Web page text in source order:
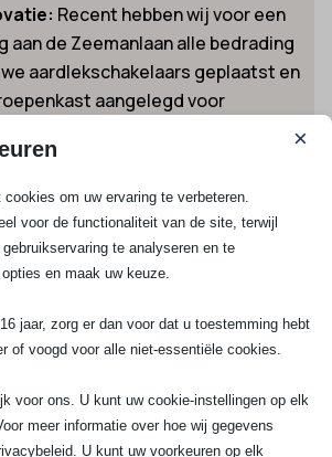
Recent hebben wij voor een
aan de Zeemanlaan alle bedrading
aardlekschakelaars geplaatst en
aangelegd voor
Lorentzplein verzorgen wij jaarlijks
volgens de NEN 3140
bedrijfscontinuïteit nooit in gevaar
in Badhoevedorp plaatsen wij
Alfen-laadpunten met volledige
aanleggen:
Steeds meer
over op elektrisch koken. Wij
×
om uw ervaring te verbeteren.
voor de functionaliteit van de site, terwijl
te analyseren en te
en maak uw keuze.
jaar, zorg er dan voor dat u toestemming hebt
of voogd voor alle niet-essentiële cookies.
voor ons. U kunt uw cookie-instellingen op elk
meer informatie over hoe wij gegevens
U kunt uw voorkeuren op elk